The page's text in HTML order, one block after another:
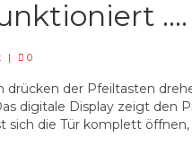
….
| 0
drücken der Pfeiltasten
digitale Display zeigt den
sich die Tür komplett öffnen,